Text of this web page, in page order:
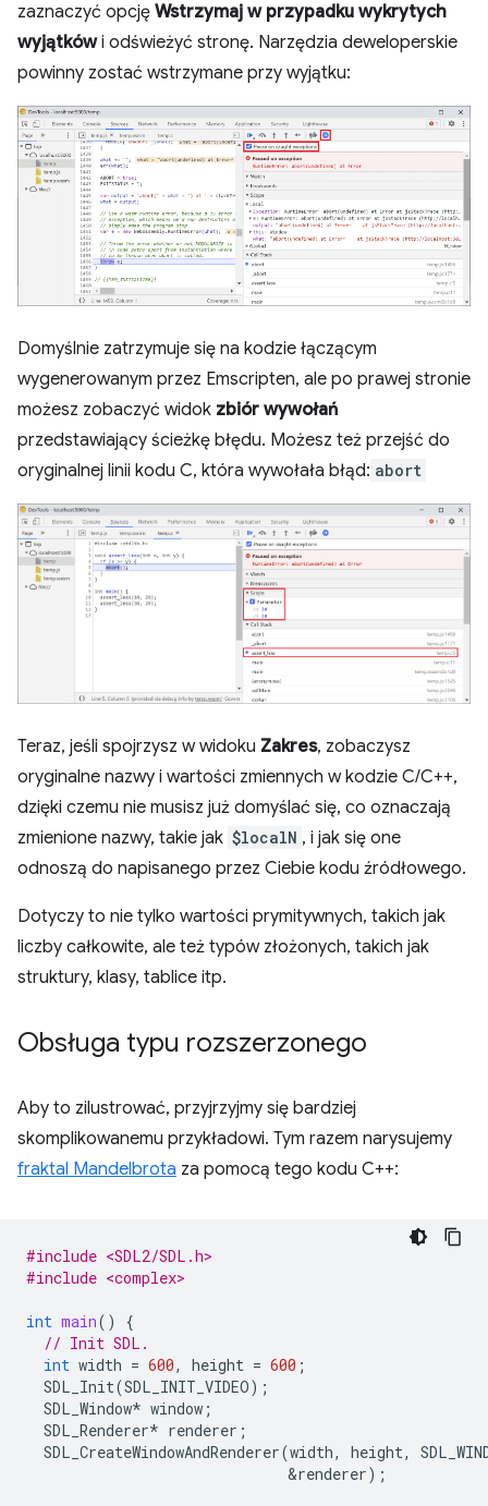
zaznaczyć opcję Wstrzymaj w przypadku wykrytych
wyjątkówi odświeżyć stronę. Narzędzia deweloperskie
powinny zostać wstrzymane przy wyjątku:
Domyślnie zatrzymuje się na kodzie łączącym
wygenerowanym przez Emscripten, ale po prawej stronie
możesz zobaczyć widok zbiór wywołań
przedstawiający ścieżkę błędu. Możesz też przejść do
oryginalnej linii kodu C, która wywołała błąd: abort
Teraz, jeśli spojrzysz w widoku Zakres, zobaczysz
oryginalne nazwy i wartości zmiennych w kodzie C/C++,
dzięki czemu nie musisz już domyślać się, co oznaczają
zmienione nazwy, takie jak $localN , i jak się one
odnoszą do napisanego przez Ciebie kodu źródłowego.
Dotyczy to nie tylko wartości prymitywnych, takich jak
liczby całkowite, ale też typów złożonych, takich jak
struktury, klasy, tablice itp.
Obsługa typu rozszerzonego
Aby to zilustrować, przyjrzyjmy się bardziej
skomplikowanemu przykładowi. Tym razem narysujemy
fraktal Mandelbrota za pomocą tego kodu C++:
#include <SDL2/SDL.h>
#include <complex>
int main()
{
// Init SDL.
int width = 600, height = 600 ;
SDL_Init(SDL_INIT_VIDEO);
SDL_Window* window ;
SDL_Renderer* renderer ;
SDL_CreateWindowAndRenderer(width, height,
&renderer);